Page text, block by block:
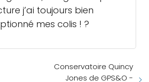
j’ai toujours bien
mes colis ! ?
Conservatoire Quincy
Jones de GPS&O -